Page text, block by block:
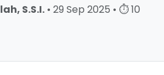
S.S.I. • 29 Sep 2025 • ⏱ 10